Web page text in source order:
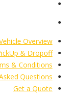
Overview
& Dropoff
& Conditions
Questions
Get a Quote